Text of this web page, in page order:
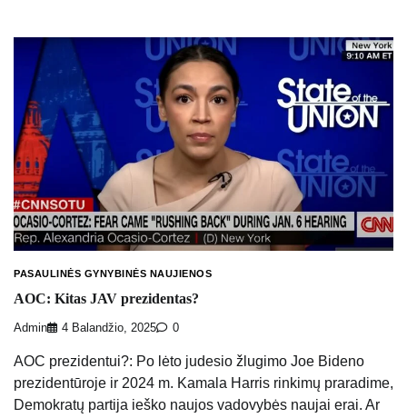
PASAULINĖS GYNYBINĖS NAUJIENOS
AOC: Kitas JAV prezidentas?
Admin 4 Balandžio, 2025 0
AOC prezidentui?: Po lėto judesio žlugimo Joe Bideno
prezidentūroje ir 2024 m. Kamala Harris rinkimų praradime,
Demokratų partija ieško naujos vadovybės naujai erai. Ar